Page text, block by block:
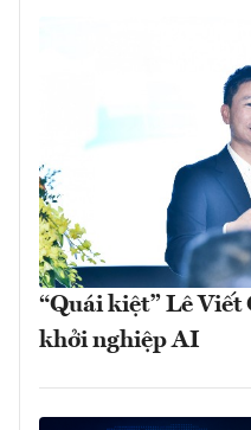
“Quái kiệt” Lê Viết
khởi nghiệp AI